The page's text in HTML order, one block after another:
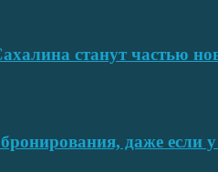
станут частью
даже если